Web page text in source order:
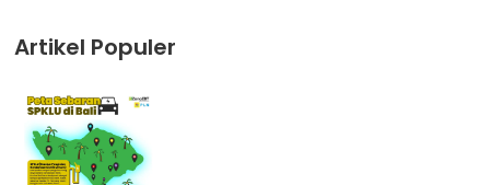
Artikel Populer